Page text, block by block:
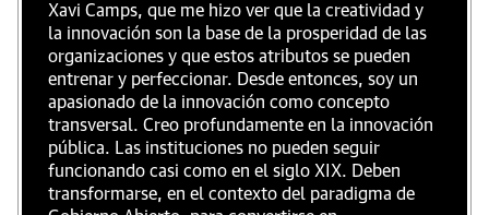
Xavi Camps, que me hizo ver que la creatividad y
la innovación son la base de la prosperidad de las
organizaciones y que estos atributos se pueden
entrenar y perfeccionar. Desde entonces, soy un
apasionado de la innovación como concepto
transversal. Creo profundamente en la innovación
pública. Las instituciones no pueden seguir
funcionando casi como en el siglo XIX. Deben
transformarse, en el contexto del paradigma de